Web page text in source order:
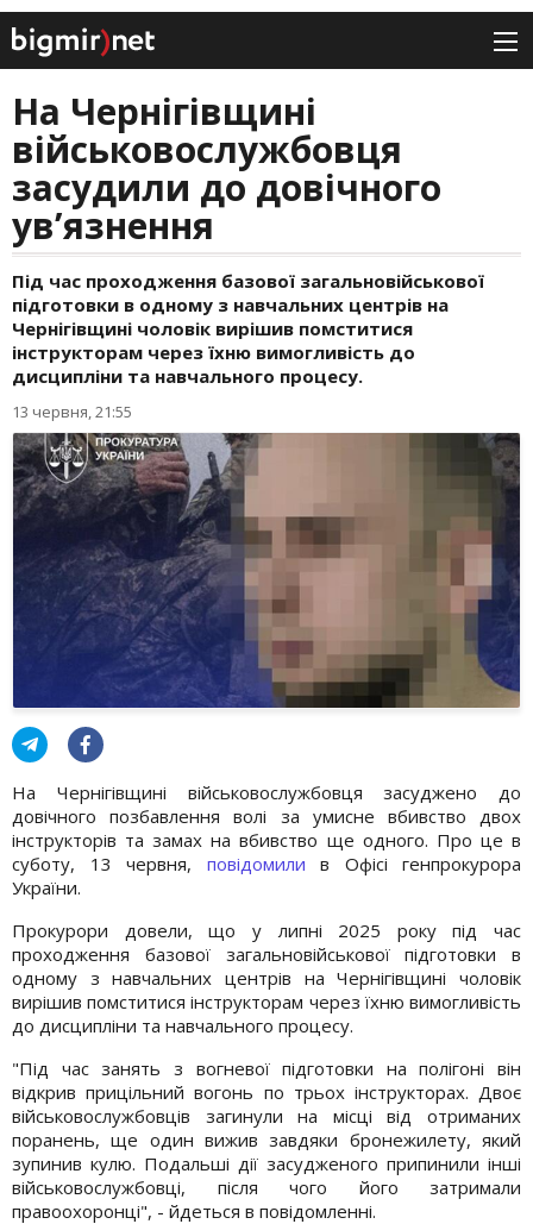
На Чернігівщині
військовослужбовця
засудили до довічного
ув’язнення
Під час проходження базової загальновійськової
підготовки в одному з навчальних центрів на
Чернігівщині чоловік вирішив помститися
інструкторам через їхню вимогливість до
дисципліни та навчального процесу.
13 червня, 21:55
На Чернігівщині військовослужбовця засуджено до
довічного позбавлення волі за умисне вбивство двох
інструкторів та замах на вбивство ще одного. Про це в
суботу, 13 червня, повідомили в Офісі генпрокурора
України.
Прокурори довели, що у липні 2025 року під час
проходження базової загальновійськової підготовки в
одному з навчальних центрів на Чернігівщині чоловік
вирішив помститися інструкторам через їхню вимогливість
до дисципліни та навчального процесу.
"Під час занять з вогневої підготовки на полігоні він
відкрив прицільний вогонь по трьох інструкторах. Двоє
військовослужбовців загинули на місці від отриманих
поранень, ще один вижив завдяки бронежилету, який
зупинив кулю. Подальші дії засудженого припинили інші
військовослужбовці, після чого його затримали
правоохоронці", - йдеться в повідомленні.